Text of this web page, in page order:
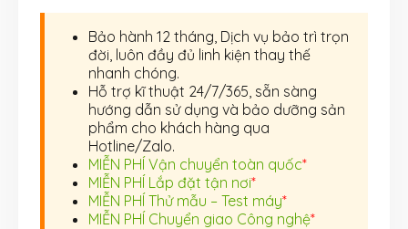
Bảo hành 12 tháng, Dịch vụ bảo trì trọn
đời, luôn đầy đủ linh kiện thay thế
nhanh chóng.
Hỗ trợ kĩ thuật 24/7/365, sẵn sàng
hướng dẫn sử dụng và bảo dưỡng sản
phẩm cho khách hàng qua
Hotline/Zalo.
MIỄN PHÍ Vận chuyển toàn quốc*
MIỄN PHÍ Lắp đặt tận nơi*
MIỄN PHÍ Thử mẫu – Test máy*
MIỄN PHÍ Chuyển giao Công nghệ*